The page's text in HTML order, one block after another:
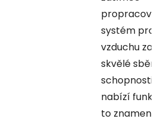
systém
vzduchu
skvělé
schopnosti.
nabízí
to znamená,